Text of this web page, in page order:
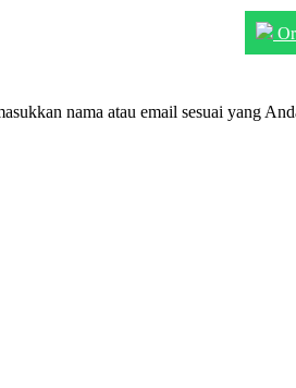
nama atau email sesuai yang